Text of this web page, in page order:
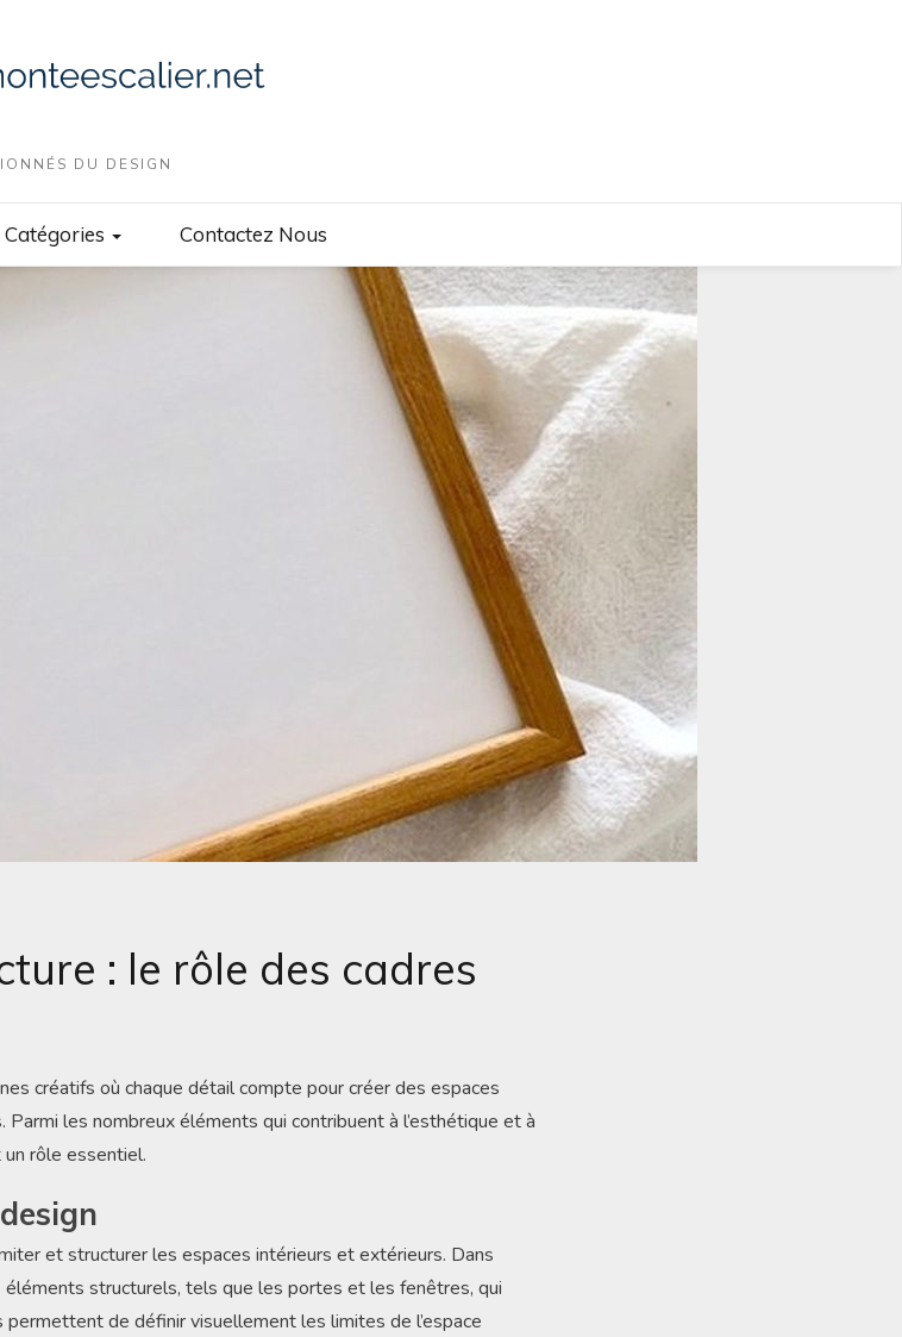
DU DESIGN
Catégories Contactez Nous
: le rôle des cadres
créatifs où chaque détail compte pour créer des espaces
les nombreux éléments qui contribuent à l’esthétique et à
un rôle essentiel.
et structurer les espaces intérieurs et extérieurs. Dans
structurels, tels que les portes et les fenêtres, qui
permettent de définir visuellement les limites de l’espace